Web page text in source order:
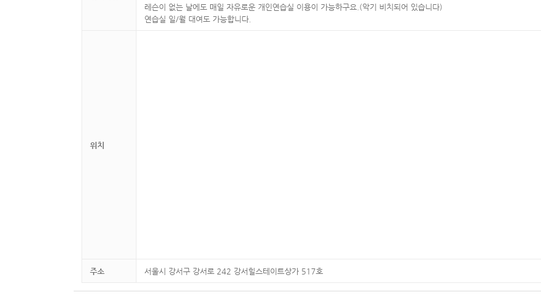
레슨이 없는 날에도 매일 자유로운 개인연습실 이용이 가능하구요.(악기 비치되어 있습니다)
연습실 일/월 대여도 가능합니다.
위치
주소 서울시 강서구 강서로 242 강서힐스테이트상가 517호